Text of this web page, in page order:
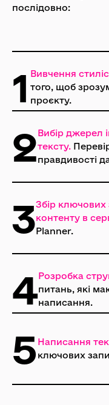
послідовно:
1 Вивчення
того, щоб
проєкту.
2Вибір джерел
тексту.
правдивості
3Збір ключових
контенту в
Planner.
4Розробка
питань, які
написання.
5Написання
ключових